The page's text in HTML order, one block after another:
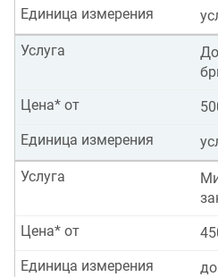
Единица измерения
Услуга
Цена* от
Единица измерения
Услуга
Цена* от
Единица измерения